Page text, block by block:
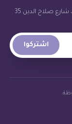
شارع صلاح الدين 35
اشتركوا